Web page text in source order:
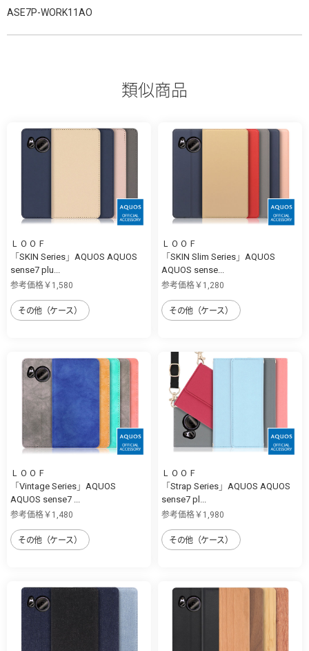
ASE7P-WORK11AO
類似商品
ＬＯＯＦ
「SKIN Series」AQUOS AQUOS
sense7 plu...
参考価格￥1,580
その他（ケース）
ＬＯＯＦ
「SKIN Slim Series」AQUOS
AQUOS sense...
参考価格￥1,280
その他（ケース）
ＬＯＯＦ
「Vintage Series」AQUOS
AQUOS sense7 ...
参考価格￥1,480
その他（ケース）
ＬＯＯＦ
「Strap Series」AQUOS AQUOS
sense7 pl...
参考価格￥1,980
その他（ケース）